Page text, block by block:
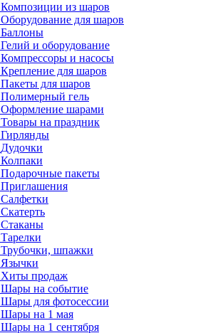
Композиции из шаров
Оборудование для шаров
Баллоны
Гелий и оборудование
Компрессоры и насосы
Крепление для шаров
Пакеты для шаров
Полимерный гель
Оформление шарами
Товары на праздник
Гирлянды
Дудочки
Колпаки
Подарочные пакеты
Приглашения
Салфетки
Скатерть
Стаканы
Тарелки
Трубочки, шпажки
Язычки
Хиты продаж
Шары на событие
Шары для фотосессии
Шары на 1 мая
Шары на 1 сентября